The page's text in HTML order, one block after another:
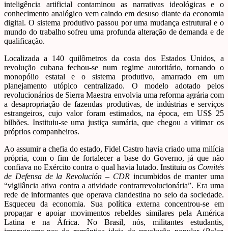
inteligência artificial contaminou as narrativas ideológicas e o
conhecimento analógico vem caindo em desuso diante da economia
digital. O sistema produtivo passou por uma mudança estrutural e o
mundo do trabalho sofreu uma profunda alteração de demanda e de
qualificação.
Localizada a 140 quilômetros da costa dos Estados Unidos, a
revolução cubana fechou-se num regime autoritário, tornando o
monopólio estatal e o sistema produtivo, amarrado em um
planejamento utópico centralizado. O modelo adotado pelos
revolucionários de Sierra Maestra envolvia uma reforma agrária com
a desapropriação de fazendas produtivas, de indústrias e serviços
estrangeiros, cujo valor foram estimados, na época, em US$ 25
bilhões. Instituiu-se uma justiça sumária, que chegou a vitimar os
próprios companheiros.
Ao assumir a chefia do estado, Fidel Castro havia criado uma milícia
própria, com o fim de fortalecer a base do Governo, já que não
confiava no Exército contra o qual havia lutado. Instituiu os Comités
de Defensa de la Revolución – CDRincumbidos de manter uma
“vigilância ativa contra a atividade contrarrevolucionária”. Era uma
rede de informantes que operava clandestina no seio da sociedade.
Esqueceu da economia. Sua política externa concentrou-se em
propagar e apoiar movimentos rebeldes similares pela América
Latina e na África. No Brasil, nós, militantes estudantis,